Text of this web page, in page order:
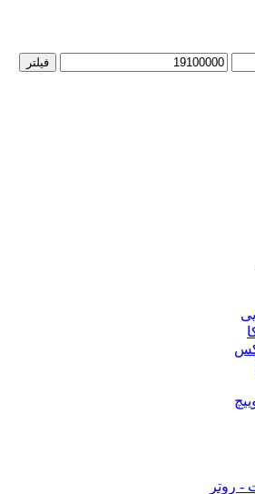
حداکثر
فیلتر
- روتر